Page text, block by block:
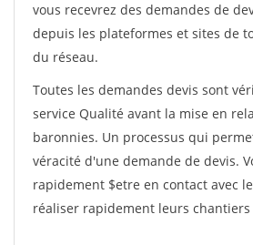
vous recevrez des demandes de
depuis les plateformes et sites de
du réseau.
Toutes les demandes devis sont
service Qualité avant la mise en
baronnies. Un processus qui
véracité d'une demande de devis.
rapidement $etre en contact avec
réaliser rapidement leurs chantiers